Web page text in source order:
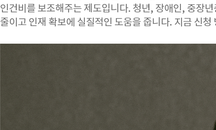
인건비를 보조해주는 제도입니다. 청년, 장애인, 중장
줄이고 인재 확보에 실질적인 도움을 줍니다. 지금 신청